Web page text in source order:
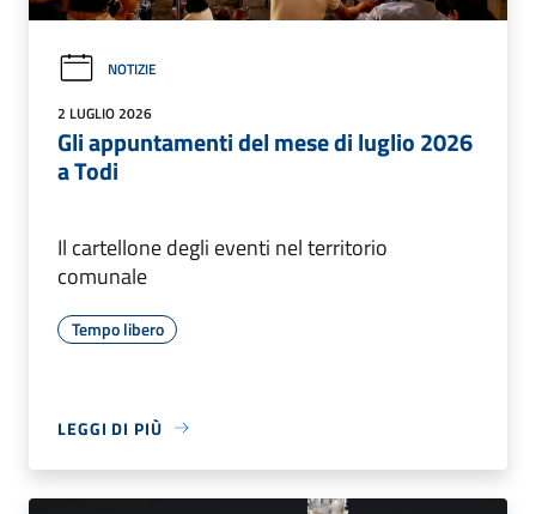
NOTIZIE
2 LUGLIO 2026
Gli appuntamenti del mese di luglio 2026
a Todi
Il cartellone degli eventi nel territorio
comunale
Tempo libero
LEGGI DI PIÙ